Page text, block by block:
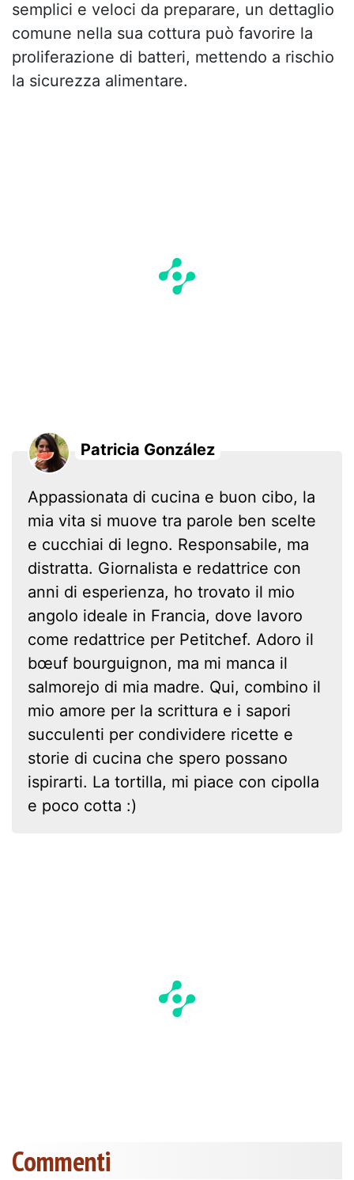
semplici e veloci da preparare, un dettaglio
comune nella sua cottura può favorire la
proliferazione di batteri, mettendo a rischio
la sicurezza alimentare.
Patricia González
Appassionata di cucina e buon cibo, la
mia vita si muove tra parole ben scelte
e cucchiai di legno. Responsabile, ma
distratta. Giornalista e redattrice con
anni di esperienza, ho trovato il mio
angolo ideale in Francia, dove lavoro
come redattrice per Petitchef. Adoro il
bœuf bourguignon, ma mi manca il
salmorejo di mia madre. Qui, combino il
mio amore per la scrittura e i sapori
succulenti per condividere ricette e
storie di cucina che spero possano
ispirarti. La tortilla, mi piace con cipolla
e poco cotta :)
Commenti